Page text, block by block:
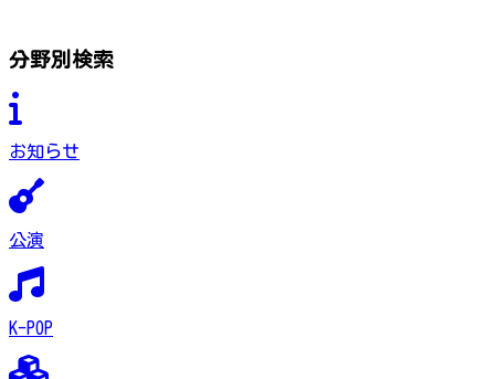
分野別検索
お知らせ
公演
K-POP